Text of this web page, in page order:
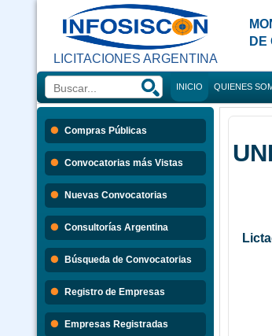
LICITACIONES ARGENTINA
DE
INICIO QUIENES
Compras Públicas
Convocatorias más Vistas
Nuevas Convocatorias
Consultorías Argentina
Búsqueda de Convocatorias
Registro de Empresas
Empresas Registradas